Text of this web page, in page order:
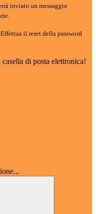
inviato un messaggio
il reset della password
di posta elettronica!